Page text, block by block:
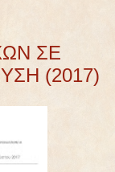
ΣΕ
(2017)